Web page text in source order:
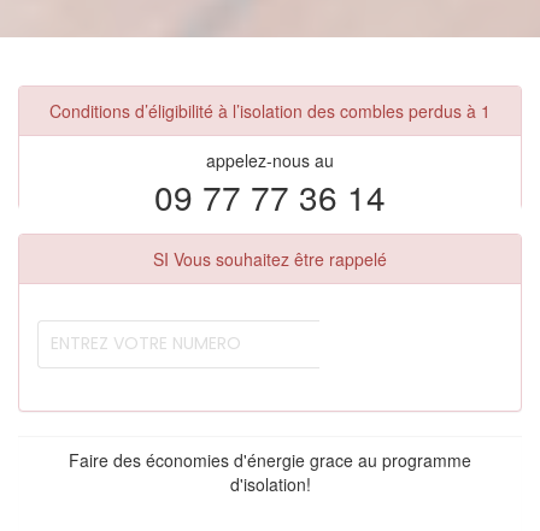
Conditions d’éligibilité à l’isolation des combles perdus à 1
appelez-nous au
09 77 77 36 14
SI Vous souhaitez être rappelé
Faire des économies d'énergie grace au programme
d'isolation!